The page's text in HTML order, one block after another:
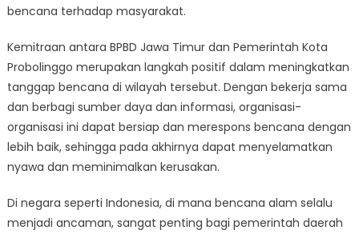
bencana terhadap masyarakat.
Kemitraan antara BPBD Jawa Timur dan Pemerintah Kota
Probolinggo merupakan langkah positif dalam meningkatkan
tanggap bencana di wilayah tersebut. Dengan bekerja sama
dan berbagi sumber daya dan informasi, organisasi-
organisasi ini dapat bersiap dan merespons bencana dengan
lebih baik, sehingga pada akhirnya dapat menyelamatkan
nyawa dan meminimalkan kerusakan.
Di negara seperti Indonesia, di mana bencana alam selalu
menjadi ancaman, sangat penting bagi pemerintah daerah